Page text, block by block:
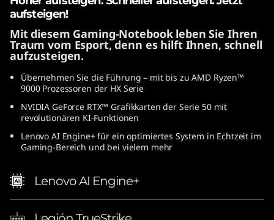
M
D
aufsteigen!
Mit diesem Gaming-Notebook leben Sie Ihren
Traum vom Esport, denn es hilft Ihnen, schnell
aufzusteigen.
Übernehmen Sie die Führung – mit bis zu AMD Ryzen™
9000 Prozessoren der HX Serie
NVIDIA GeForce RTX™ Grafikkarten der Serie 50 mit
revolutionären KI-Funktionen
Lenovo AI Engine+ für ein optimiertes System in Echtzeit im
Gaming-Bereich und bei vielem mehr
Lenovo AI Engine+